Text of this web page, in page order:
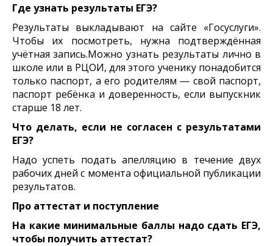
Где узнать результаты ЕГЭ?
Результаты выкладывают на сайте «Госуслуги».
Чтобы их посмотреть, нужна подтверждённая
учётная запись.Можно узнать результаты лично в
школе или в РЦОИ, для этого ученику понадобится
только паспорт, а его родителям ― свой паспорт,
паспорт ребёнка и доверенность, если выпускник
старше 18 лет.
Что делать, если не согласен с результатами
ЕГЭ?
Надо успеть подать апелляцию в течение двух
рабочих дней с момента официальной публикации
результатов.
Про аттестат и поступление
На какие минимальные баллы надо сдать ЕГЭ,
чтобы получить аттестат?